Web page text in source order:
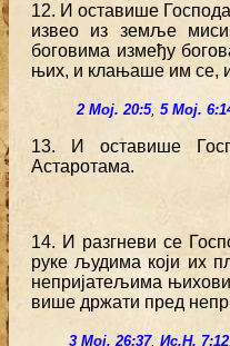
12. И оставише Господа
извео из земље
боговима између
њих, и клањаше им се,
2 Мој. 20:5, 5 Мој.
13. И оставише
Астаротама.
14. И разгневи се
руке људима који их
непријатељима
више држати пред
3 Мој. 26:37, Ис.Н. 7:12,